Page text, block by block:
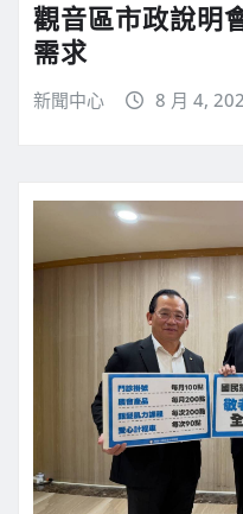
觀音區市政說明
需求
新聞中心 8 月 4,